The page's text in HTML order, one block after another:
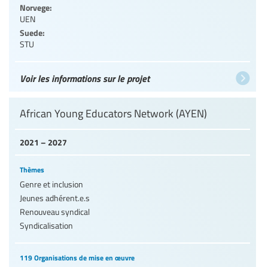
Norvege:
UEN
Suede:
STU
Voir les informations sur le projet
2021 – 2027
African Young Educators Network (AYEN)
Thèmes
Genre et inclusion
Jeunes adhérent.e.s
Renouveau syndical
Syndicalisation
119 Organisations de mise en œuvre